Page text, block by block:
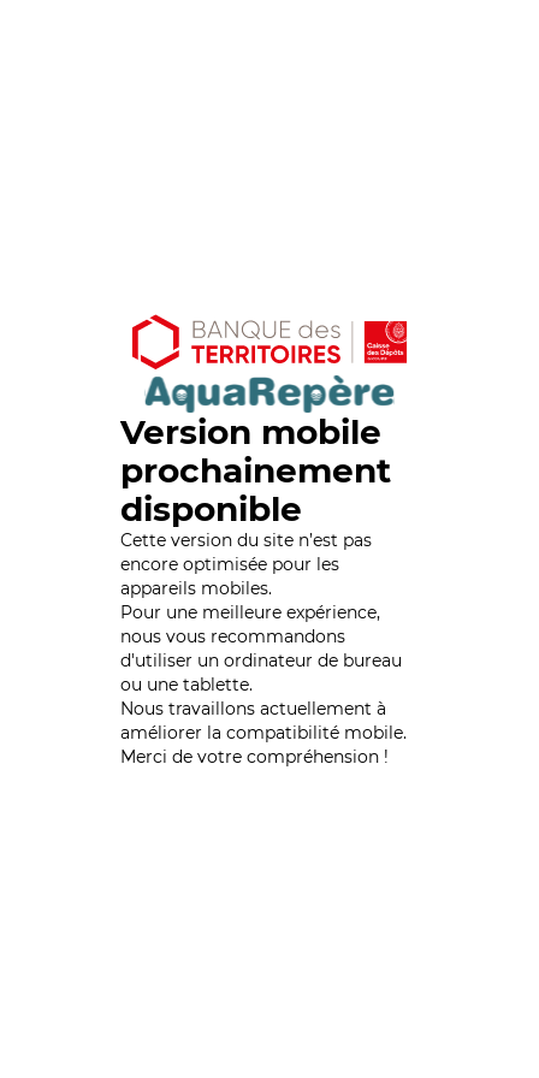
Version mobile
prochainement
disponible
Cette version du site n’est pas
encore optimisée pour les
appareils mobiles.
Pour une meilleure expérience,
nous vous recommandons
d'utiliser un ordinateur de bureau
ou une tablette.
Nous travaillons actuellement à
améliorer la compatibilité mobile.
Merci de votre compréhension !